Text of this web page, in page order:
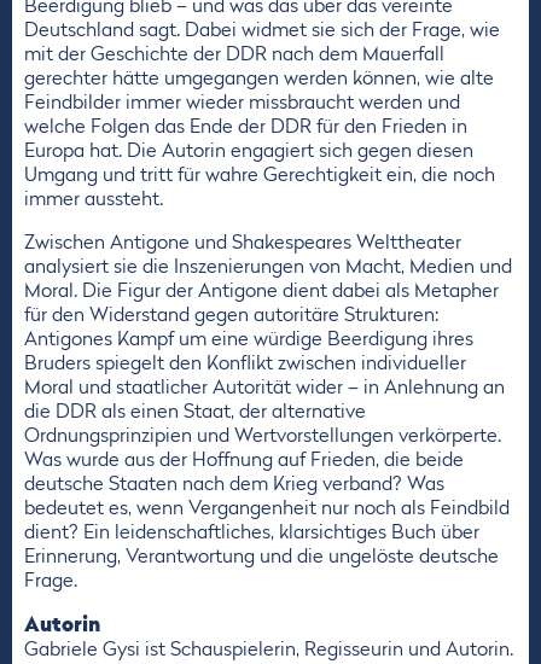
Beerdigung blieb – und was das über das vereinte
Deutschland sagt. Dabei widmet sie sich der Frage, wie
mit der Geschichte der DDR nach dem Mauerfall
gerechter hätte umgegangen werden können, wie alte
Feindbilder immer wieder missbraucht werden und
welche Folgen das Ende der DDR für den Frieden in
Europa hat. Die Autorin engagiert sich gegen diesen
Umgang und tritt für wahre Gerechtigkeit ein, die noch
immer aussteht.
Zwischen Antigone und Shakespeares Welttheater
analysiert sie die Inszenierungen von Macht, Medien und
Moral. Die Figur der Antigone dient dabei als Metapher
für den Widerstand gegen autoritäre Strukturen:
Antigones Kampf um eine würdige Beerdigung ihres
Bruders spiegelt den Konflikt zwischen individueller
Moral und staatlicher Autorität wider – in Anlehnung an
die DDR als einen Staat, der alternative
Ordnungsprinzipien und Wertvorstellungen verkörperte.
Was wurde aus der Hoffnung auf Frieden, die beide
deutsche Staaten nach dem Krieg verband? Was
bedeutet es, wenn Vergangenheit nur noch als Feindbild
dient? Ein leidenschaftliches, klarsichtiges Buch über
Erinnerung, Verantwortung und die ungelöste deutsche
Frage.
Autorin
Gabriele Gysi ist Schauspielerin, Regisseurin und Autorin.